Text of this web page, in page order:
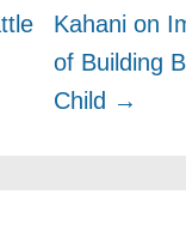
Kahani on
of Building
Child →